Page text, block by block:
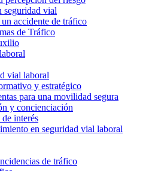
seguridad vial
accidente de tráfico
de Tráfico
vial laboral
y estratégico
para una movilidad segura
y concienciación
de interés
en seguridad vial laboral
de tráfico